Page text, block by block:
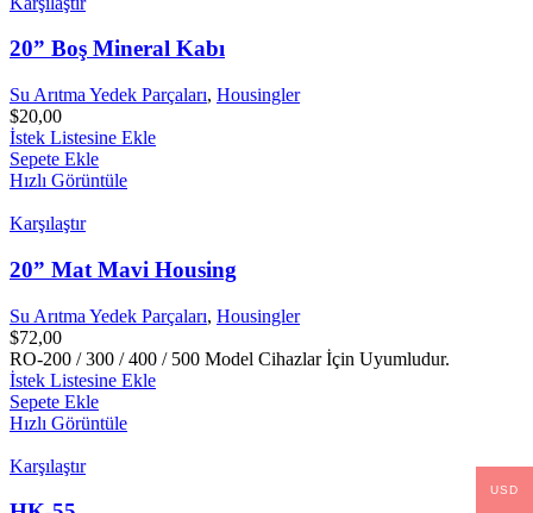
20” Boş Mineral Kabı
Su Arıtma Yedek Parçaları, Housingler
$20,00
İstek Listesine Ekle
Sepete Ekle
Hızlı Görüntüle
Karşılaştır
20” Mat Mavi Housing
Su Arıtma Yedek Parçaları, Housingler
$72,00
RO-200 / 300 / 400 / 500 Model Cihazlar İçin Uyumludur.
İstek Listesine Ekle
Sepete Ekle
Hızlı Görüntüle
Karşılaştır
USD